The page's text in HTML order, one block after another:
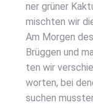
ner grü­ner
misch­ten wir
Am Mor­gen
Brüg­gen und
ten wir
wor­ten, bei
suchen